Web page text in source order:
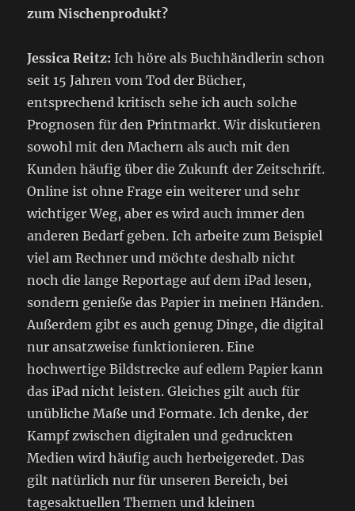
zum Nischenprodukt?
Jessica Reitz: Ich höre als Buchhändlerin schon
seit 15 Jahren vom Tod der Bücher,
entsprechend kritisch sehe ich auch solche
Prognosen für den Printmarkt. Wir diskutieren
sowohl mit den Machern als auch mit den
Kunden häufig über die Zukunft der Zeitschrift.
Online ist ohne Frage ein weiterer und sehr
wichtiger Weg, aber es wird auch immer den
anderen Bedarf geben. Ich arbeite zum Beispiel
viel am Rechner und möchte deshalb nicht
noch die lange Reportage auf dem iPad lesen,
sondern genieße das Papier in meinen Händen.
Außerdem gibt es auch genug Dinge, die digital
nur ansatzweise funktionieren. Eine
hochwertige Bildstrecke auf edlem Papier kann
das iPad nicht leisten. Gleiches gilt auch für
unübliche Maße und Formate. Ich denke, der
Kampf zwischen digitalen und gedruckten
Medien wird häufig auch herbeigeredet. Das
gilt natürlich nur für unseren Bereich, bei
tagesaktuellen Themen und kleinen